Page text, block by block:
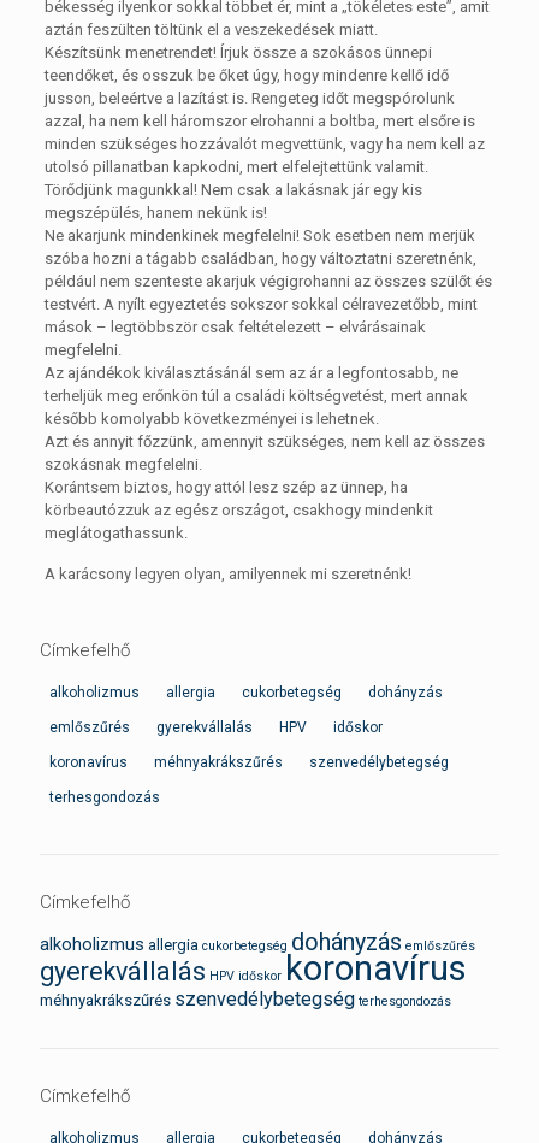
békesség ilyenkor sokkal többet ér, mint a „tökéletes este”, amit
aztán feszülten töltünk el a veszekedések miatt.
Készítsünk menetrendet! Írjuk össze a szokásos ünnepi
teendőket, és osszuk be őket úgy, hogy mindenre kellő idő
jusson, beleértve a lazítást is. Rengeteg időt megspórolunk
azzal, ha nem kell háromszor elrohanni a boltba, mert elsőre is
minden szükséges hozzávalót megvettünk, vagy ha nem kell az
utolsó pillanatban kapkodni, mert elfelejtettünk valamit.
Törődjünk magunkkal! Nem csak a lakásnak jár egy kis
megszépülés, hanem nekünk is!
Ne akarjunk mindenkinek megfelelni! Sok esetben nem merjük
szóba hozni a tágabb családban, hogy változtatni szeretnénk,
például nem szenteste akarjuk végigrohanni az összes szülőt és
testvért. A nyílt egyeztetés sokszor sokkal célravezetőbb, mint
mások – legtöbbször csak feltételezett – elvárásainak
megfelelni.
Az ajándékok kiválasztásánál sem az ár a legfontosabb, ne
terheljük meg erőnkön túl a családi költségvetést, mert annak
később komolyabb következményei is lehetnek.
Azt és annyit főzzünk, amennyit szükséges, nem kell az összes
szokásnak megfelelni.
Korántsem biztos, hogy attól lesz szép az ünnep, ha
körbeautózzuk az egész országot, csakhogy mindenkit
meglátogathassunk.
A karácsony legyen olyan, amilyennek mi szeretnénk!
Címkefelhő
alkoholizmus allergia cukorbetegség dohányzás
emlőszűrés gyerekvállalás HPV időskor
koronavírus méhnyakrákszűrés szenvedélybetegség
terhesgondozás
Címkefelhő
alkoholizmus allergia cukorbetegség dohányzás emlőszűrés
gyerekvállalás HPV időskor koronavírus
méhnyakrákszűrés szenvedélybetegség terhesgondozás
Címkefelhő
alkoholizmus allergia cukorbetegség dohányzás